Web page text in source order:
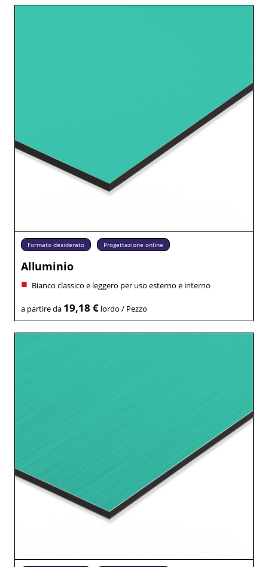
Formato desiderato Progettazione online
Alluminio
Bianco classico e leggero per uso esterno e interno
a partire da 19,18 €lordo / Pezzo